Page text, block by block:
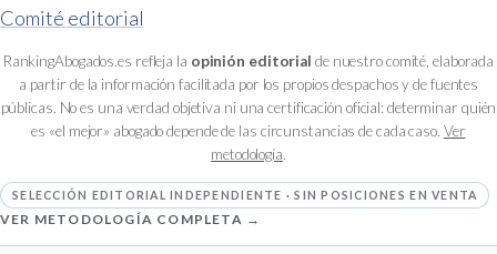
Comité editorial
RankingAbogados.es refleja la opinión editorial de nuestro comité, elaborada
a partir de la información facilitada por los propios despachos y de fuentes
públicas. No es una verdad objetiva ni una certificación oficial: determinar quién
es «el mejor» abogado depende de las circunstancias de cada caso. Ver
metodología.
SELECCIÓN EDITORIAL INDEPENDIENTE · SIN POSICIONES EN VENTA
VER METODOLOGÍA COMPLETA →